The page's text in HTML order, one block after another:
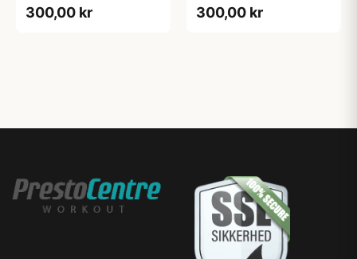
300,00 kr 300,00 kr